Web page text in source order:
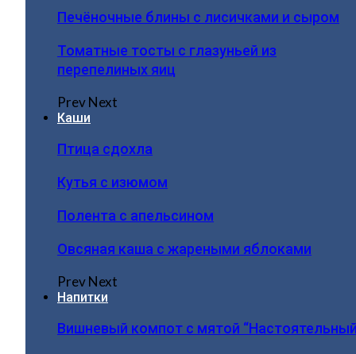
Печёночные блины с лисичками и сыром
Томатные тосты с глазуньей из
перепелиных яиц
PrevNext
Каши
Птица сдохла
Кутья с изюмом
Полента с апельсином
Овсяная каша с жареными яблоками
PrevNext
Напитки
Вишневый компот с мятой